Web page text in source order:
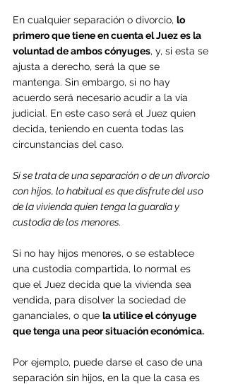
En cualquier separación o divorcio, lo
primero que tiene en cuenta el Juez es la
voluntad de ambos cónyuges, y, si esta se
ajusta a derecho, será la que se
mantenga. Sin embargo, si no hay
acuerdo será necesario acudir a la vía
judicial. En este caso será el Juez quien
decida, teniendo en cuenta todas las
circunstancias del caso.
Si se trata de una separación o de un divorcio
con hijos, lo habitual es que disfrute del uso
de la vivienda quien tenga la guardia y
custodia de los menores.
Si no hay hijos menores, o se establece
una custodia compartida, lo normal es
que el Juez decida que la vivienda sea
vendida, para disolver la sociedad de
gananciales, o que la utilice el cónyuge
que tenga una peor situación económica.
Por ejemplo, puede darse el caso de una
separación sin hijos, en la que la casa es